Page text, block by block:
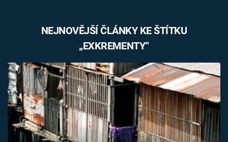
Témata
Pořady
TV Program
NEJNOVĚJŠÍ ČLÁNKY KE ŠTÍTKU
„EXKREMENTY“